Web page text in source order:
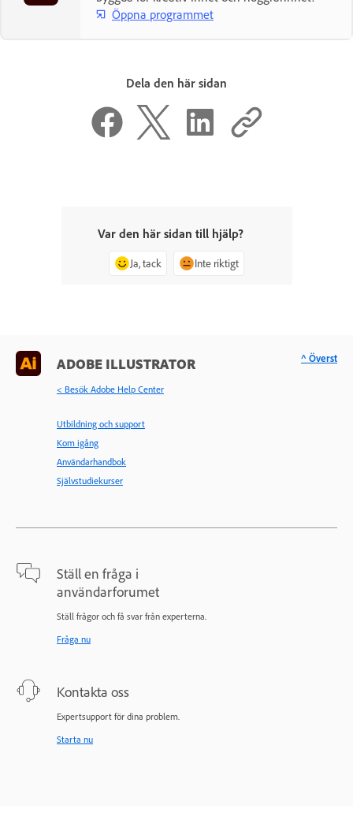
Öppna programmet
Dela den här sidan
Var den här sidan till hjälp?
Ja, tack Inte riktigt
ADOBE ILLUSTRATOR
< Besök Adobe Help Center
Utbildning och support
Kom igång
Användarhandbok
Självstudiekurser
Ställ en fråga i
användarforumet
Ställ frågor och få svar från experterna.
Fråga nu
Kontakta oss
Expertsupport för dina problem.
Starta nu
^ Överst